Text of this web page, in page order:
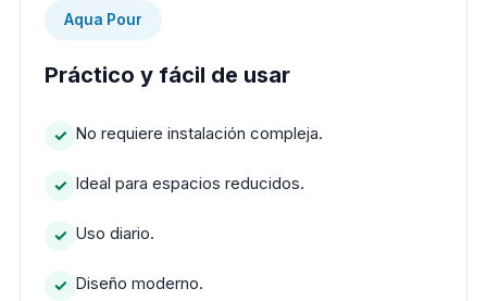
Aqua Pour
Práctico y fácil de usar
No requiere instalación compleja.
Ideal para espacios reducidos.
Uso diario.
Diseño moderno.